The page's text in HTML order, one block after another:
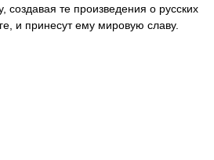
создавая те произведения о русских
и принесут ему мировую славу.